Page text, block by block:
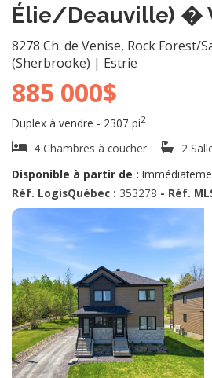
Élie/Deauville) �
8278 Ch. de Venise, Rock Forest/
(Sherbrooke) | Estrie
885 000$
Duplex à vendre - 2307 pi2
4 Chambres à coucher
2
Disponible à partir de :
Réf. LogisQuébec : 353278 - Réf.